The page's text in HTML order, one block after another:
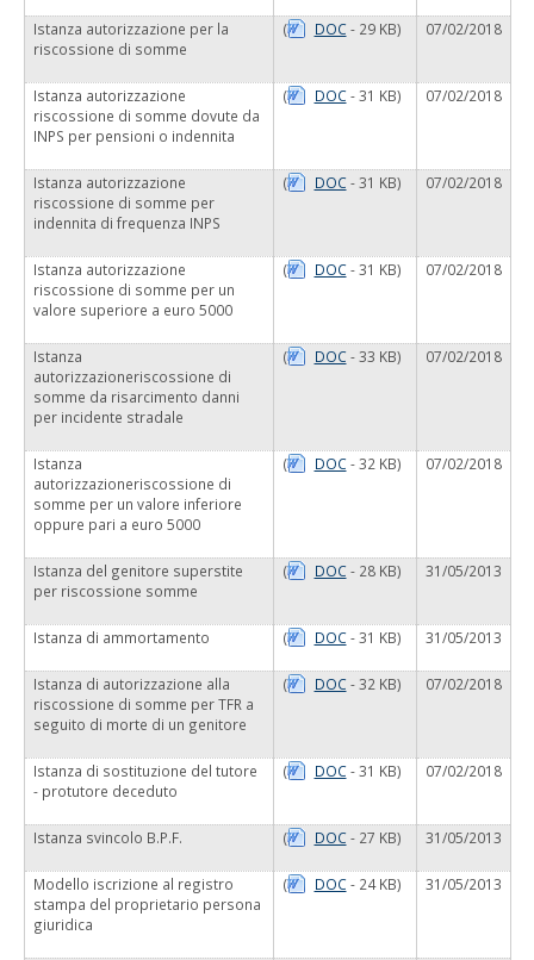
Istanza autorizzazione per la
riscossione di somme
( DOC- 29 KB) 07/02/2018
Istanza autorizzazione
riscossione di somme dovute da
INPS per pensioni o indennita
( DOC- 31 KB) 07/02/2018
Istanza autorizzazione
riscossione di somme per
indennita di frequenza INPS
( DOC- 31 KB) 07/02/2018
Istanza autorizzazione
riscossione di somme per un
valore superiore a euro 5000
( DOC- 31 KB) 07/02/2018
Istanza
autorizzazioneriscossione di
somme da risarcimento danni
per incidente stradale
( DOC- 33 KB) 07/02/2018
Istanza
autorizzazioneriscossione di
somme per un valore inferiore
oppure pari a euro 5000
( DOC- 32 KB) 07/02/2018
Istanza del genitore superstite
per riscossione somme
( DOC- 28 KB) 31/05/2013
Istanza di ammortamento ( DOC- 31 KB) 31/05/2013
Istanza di autorizzazione alla
riscossione di somme per TFR a
seguito di morte di un genitore
( DOC- 32 KB) 07/02/2018
Istanza di sostituzione del tutore
- protutore deceduto
( DOC- 31 KB) 07/02/2018
Istanza svincolo B.P.F. ( DOC- 27 KB) 31/05/2013
Modello iscrizione al registro
stampa del proprietario persona
giuridica
( DOC- 24 KB) 31/05/2013